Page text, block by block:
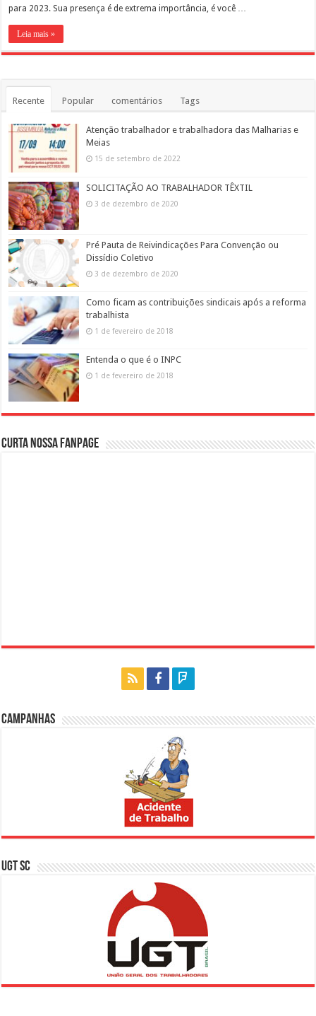
para 2023. Sua presença é de extrema importância, é você …
Leia mais »
Recente Popular comentários Tags
Atenção trabalhador e trabalhadora das Malharias e
Meias
15 de setembro de 2022
SOLICITAÇÃO AO TRABALHADOR TÊXTIL
3 de dezembro de 2020
Pré Pauta de Reivindicações Para Convenção ou
Dissídio Coletivo
3 de dezembro de 2020
Como ficam as contribuições sindicais após a reforma
trabalhista
1 de fevereiro de 2018
Entenda o que é o INPC
1 de fevereiro de 2018
Curta nossa fanpage
Campanhas
UGT SC